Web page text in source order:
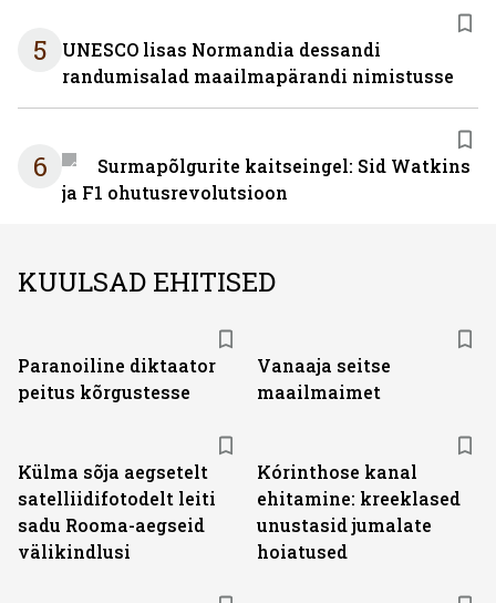
5
UNESCO lisas Normandia dessandi
randumisalad maailmapärandi nimistusse
6
Surmapõlgurite kaitseingel: Sid Watkins
ja F1 ohutusrevolutsioon
KUULSAD EHITISED
Paranoiline diktaator
peitus kõrgustesse
Vanaaja seitse
maailmaimet
Külma sõja aegsetelt
satelliidifotodelt leiti
sadu Rooma-aegseid
välikindlusi
Kórinthose kanal
ehitamine: kreeklased
unustasid jumalate
hoiatused